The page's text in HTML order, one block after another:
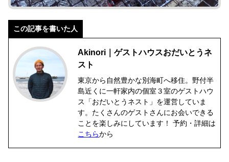
この記事を書いた人
Akinori｜ゲストハウスおだいとうネ
スト
東京から自然豊かな別海町へ移住。野付半
島近くに一軒家内の個室３室のゲストハウ
ス「おだいとうネスト」を運営していま
す。たくさんのゲストさんにお会いできる
ことを楽しみにしています！ 予約・詳細は
こちらから